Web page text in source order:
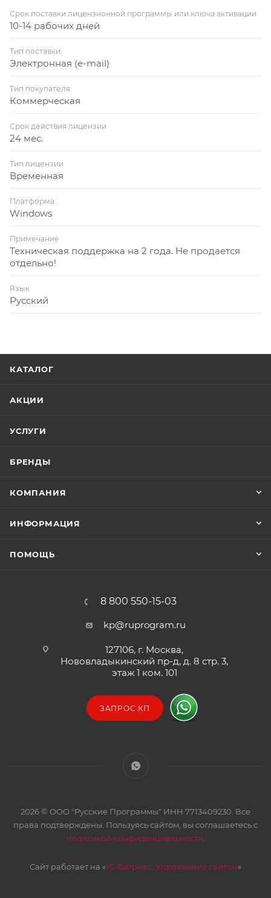
Срок поставки лицензионной программы или ключа активации
10-14 рабочих дней
Тип поставки
Электронная (e-mail)
Тип покупателя
Коммерческая
Срок действия лицензии
24 мес.
Тип лицензии
Временная
Платформа
Windows
Примечание
Техническая поддержка на 2 года. Не продается
отдельно!
Язык
Русский
КАТАЛОГ
АКЦИИ
УСЛУГИ
БРЕНДЫ
КОМПАНИЯ
ИНФОРМАЦИЯ
ПОМОЩЬ
8 800 550-15-03
kp@ruprogram.ru
127106, г. Москва,
Нововладыкинский пр-д, д. 8 стр. 3,
этаж 1 ком. 101
ЗАПРОС КП
2026 © ООО "Русские Программы" ИНН 7713409230. Все
права подтверждены. Пользуясь сайтом, вы соглашаетесь с
политикой конфиденциальности
Сайт работает на «1С-Битрикс: Управление сайтом»